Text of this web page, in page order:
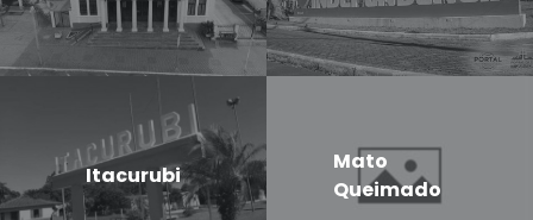
Itacurubi
Mato
Queimado